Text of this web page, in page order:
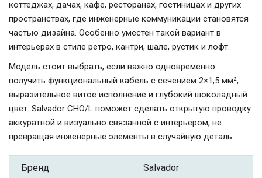
коттеджах, дачах, кафе, ресторанах, гостиницах и других
пространствах, где инженерные коммуникации становятся
частью дизайна. Особенно уместен такой вариант в
интерьерах в стиле ретро, кантри, шале, рустик и лофт.
Модель стоит выбрать, если важно одновременно
получить функциональный кабель с сечением 2×1,5 мм²,
выразительное витое исполнение и глубокий шоколадный
цвет. Salvador CHO/L поможет сделать открытую проводку
аккуратной и визуально связанной с интерьером, не
превращая инженерные элементы в случайную деталь.
Бренд Salvador